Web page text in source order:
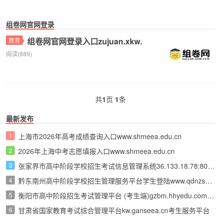
组卷网官网登录
教育 组卷网官网登录入口zujuan.xkw.
阅读(889)
共1页 1条
最新发布
1 上海市2026年高考成绩查询入口www.shmeea.edu.cn
2 2026年上海中考志愿填报入口www.shmeea.edu.cn
3 张家界市高中阶段学校招生考试信息管理系统36.133.18.78:8081
4 黔东南州高中阶段学校招生管理服务平台学生登陆www.qdnzsks.org.cn
5 衡阳市高中阶段招生考试管理平台 (考生端)gzbm.hhyedu.com.cn
6 甘肃省国家教育考试综合管理平台kw.ganseea.cn考生服务平台